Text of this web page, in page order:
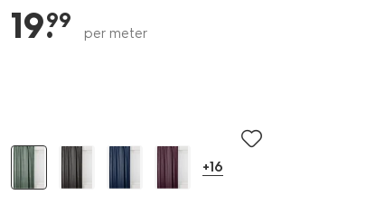
19.
99
per meter
+16